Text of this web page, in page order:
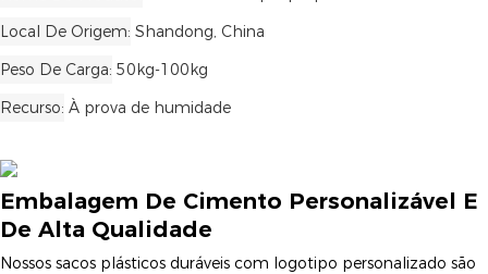
Local De Origem Shandong, China
Peso De Carga 50kg-100kg
Recurso À prova de humidade
Embalagem De Cimento Personalizável E
De Alta Qualidade
Nossos sacos plásticos duráveis ​​com logotipo personalizado são